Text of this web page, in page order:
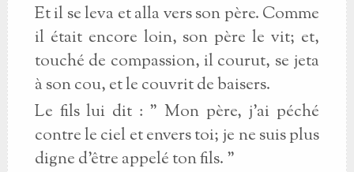
Et il se leva et alla vers son père. Comme
il était encore loin, son père le vit; et,
touché de compassion, il courut, se jeta
à son cou, et le couvrit de baisers.
Le fils lui dit : " Mon père, j'ai péché
contre le ciel et envers toi; je ne suis plus
digne d'être appelé ton fils. "